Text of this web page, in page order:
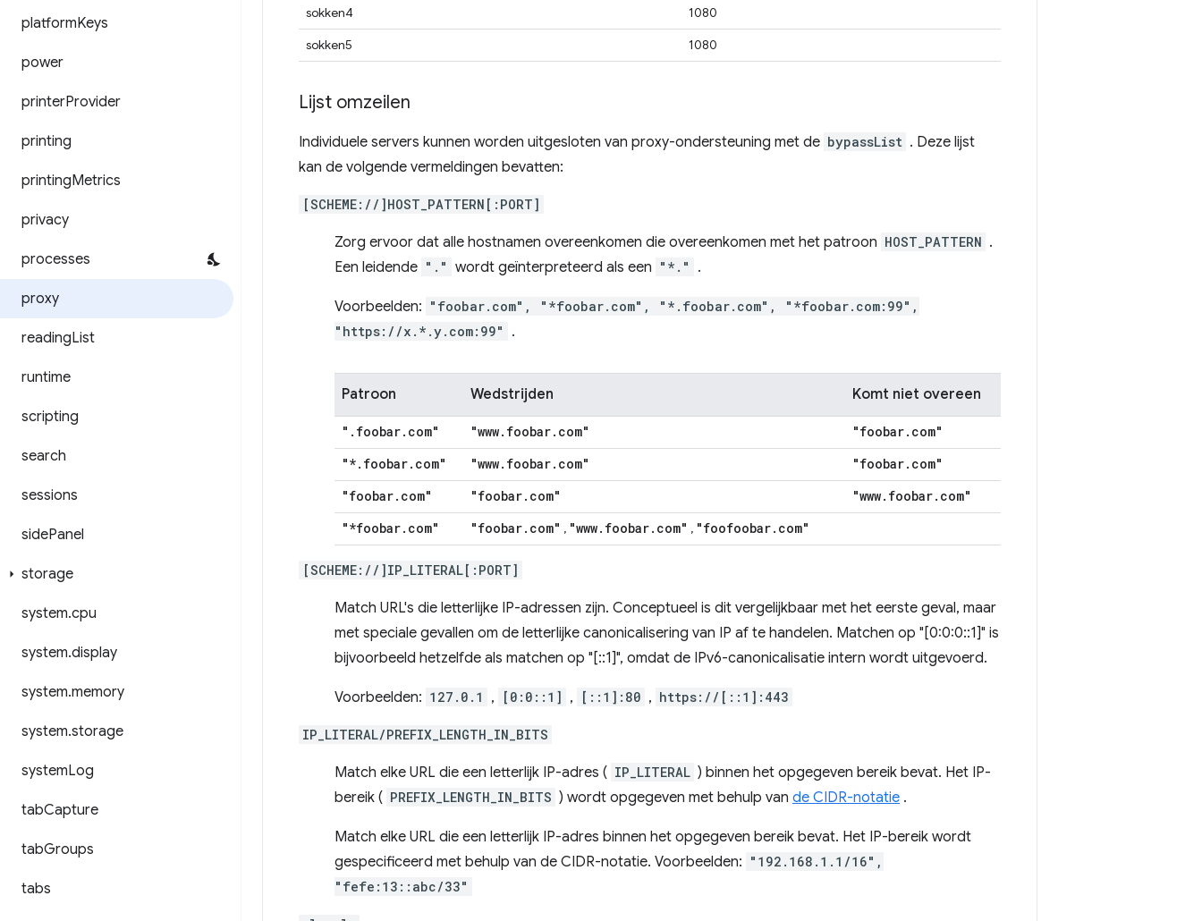
platformKeys
power
printerProvider
printing
printingMetrics
privacy
processes
proxy
readingList
runtime
scripting
search
sessions
sidePanel
storage
system.cpu
system.display
system.memory
system.storage
systemLog
tabCapture
tabGroups
tabs
sokken4
1080
sokken5
1080
Lijst omzeilen
Individuele servers kunnen worden uitgesloten van proxy-ondersteuning met de bypassList . Deze lijst
kan de volgende vermeldingen bevatten:
[SCHEME://]HOST_PATTERN[:PORT]
Zorg ervoor dat alle hostnamen overeenkomen die overeenkomen met het patroon HOST_PATTERN .
Een leidende "." wordt geïnterpreteerd als een "*." .
Voorbeelden: "foobar.com", "*foobar.com", "*.foobar.com", "*foobar.com:99",
"https://x.*.y.com:99"
.
Patroon Wedstrijden Komt niet overeen
" . foobar. com" "www. foobar. com" "foobar. com"
"*. foobar. com" "www. foobar. com" "foobar. com"
"foobar. com" "foobar. com" "www. foobar. com"
"*foobar. com" "foobar. com" , "www. foobar. com" , "foofoobar. com"
[SCHEME://]IP_LITERAL[:PORT]
Match URL's die letterlijke IP-adressen zijn. Conceptueel is dit vergelijkbaar met het eerste geval, maar
met speciale gevallen om de letterlijke canonicalisering van IP af te handelen. Matchen op "[0:0:0::1]" is
bijvoorbeeld hetzelfde als matchen op "[::1]", omdat de IPv6-canonicalisatie intern wordt uitgevoerd.
Voorbeelden: 127.0.1 , [0:0::1] , [::1]:80 , https://[::1]:443
IP_LITERAL/PREFIX_LENGTH_IN_BITS
Match elke URL die een letterlijk IP-adres ( IP_LITERAL ) binnen het opgegeven bereik bevat. Het IP-
bereik ( PREFIX_LENGTH_IN_BITS ) wordt opgegeven met behulp van de CIDR-notatie .
Match elke URL die een letterlijk IP-adres binnen het opgegeven bereik bevat. Het IP-bereik wordt
gespecificeerd met behulp van de CIDR-notatie. Voorbeelden: "192.168.1.1/16",
"fefe:13::abc/33"